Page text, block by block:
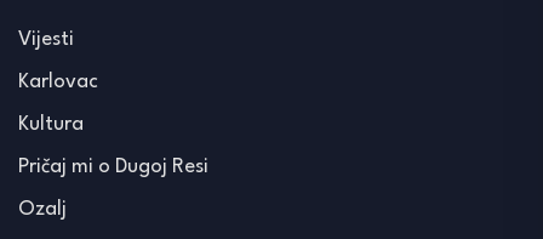
Vijesti
Karlovac
Kultura
Pričaj mi o Dugoj Resi
Ozalj